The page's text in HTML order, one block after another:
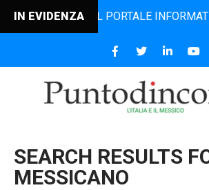
IN EVIDENZA
IL PORTALE INFORMATIVO
SEARCH RESULTS
MESSICANO